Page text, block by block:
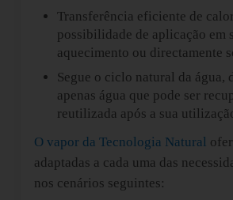
Transferência eficiente de
possibilidade de aplicação em
aquecimento ou directamente
Segue o ciclo natural da água,
apenas água que pode ser
reutilizada após a sua
O vapor da Tecnologia Natural
adaptadas a cada uma das
nos cenários seguintes: